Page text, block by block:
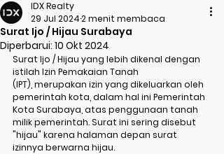
Surat Ijo / Hijau Surabaya
IDX Realty
29 Jul 20242 menit membaca
Diperbarui: 10 Okt 2024
Surat Ijo / Hijau yang lebih dikenal dengan
istilah Izin Pemakaian Tanah
(IPT), merupakan izin yang dikeluarkan oleh
pemerintah kota, dalam hal ini Pemerintah
Kota Surabaya, atas penggunaan tanah
milik pemerintah. Surat ini sering disebut
"hijau" karena halaman depan surat
izinnya berwarna hijau.